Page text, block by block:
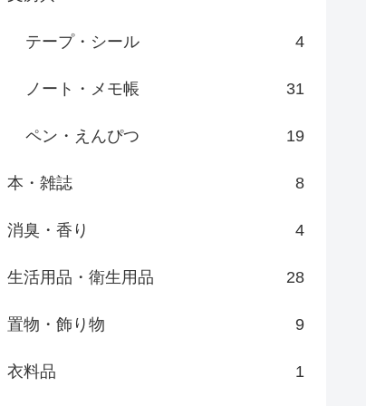
テープ・シール 4
ノート・メモ帳 31
ペン・えんぴつ 19
本・雑誌 8
消臭・香り 4
生活用品・衛生用品 28
置物・飾り物 9
衣料品 1